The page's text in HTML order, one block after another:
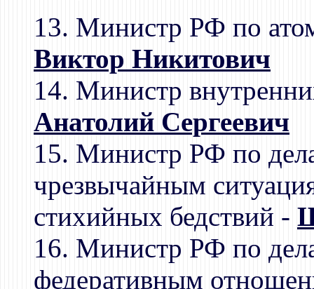
13. Министр РФ по
Виктор Никитович
14. Министр
Анатолий Сергеевич
15. Министр РФ по
чрезвычайным
стихийных бедствий -
16. Министр РФ по
федеративным